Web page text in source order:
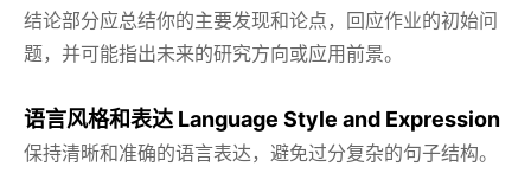
结论部分应总结你的主要发现和论点，回应作业的初始问
题，并可能指出未来的研究方向或应用前景。
语言风格和表达 Language Style and Expression
保持清晰和准确的语言表达，避免过分复杂的句子结构。